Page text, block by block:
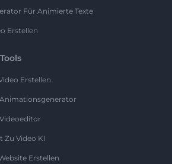
Für Animierte Texte
Erstellen
Erstellen
Zu Video KI
Erstellen